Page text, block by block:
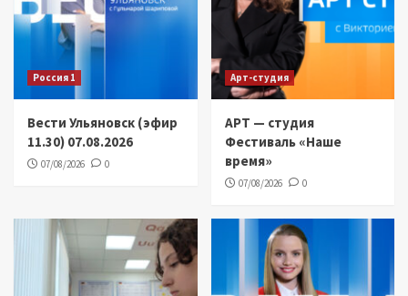
Россия 1
Вести Ульяновск (эфир
11.30) 07.08.2026
07/08/2026 0
Арт-студия
АРТ — студия
Фестиваль «Наше
время»
07/08/2026 0